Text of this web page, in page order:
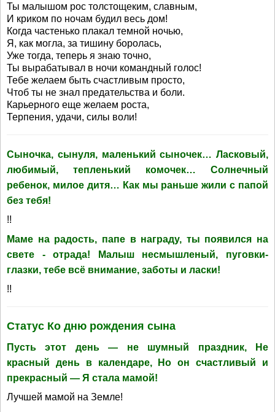
Ты малышом рос толстощеким, славным,
И криком по ночам будил весь дом!
Когда частенько плакал темной ночью,
Я, как могла, за тишину боролась,
Уже тогда, теперь я знаю точно,
Ты вырабатывал в ночи командный голос!
Тебе желаем быть счастливым просто,
Чтоб ты не знал предательства и боли.
Карьерного еще желаем роста,
Терпения, удачи, силы воли!
Сыночка, сынуля, маленький сыночек… Ласковый,
любимый, тепленький комочек… Солнечный
ребенок, милое дитя… Как мы раньше жили с папой
без тебя!
!!
Маме на радость, папе в награду, ты появился на
свете - отрада! Малыш несмышленый, пуговки-
глазки, тебе всё внимание, заботы и ласки!
!!
Статус Ко дню рождения сына
Пусть этот день — не шумный праздник, Не
красный день в календаре, Но он счастливый и
прекрасный — Я стала мамой!
Лучшей мамой на Земле!